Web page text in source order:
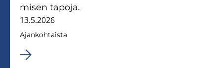
mi­sen ta­po­ja.
13.5.2026
Ajan­koh­tais­ta